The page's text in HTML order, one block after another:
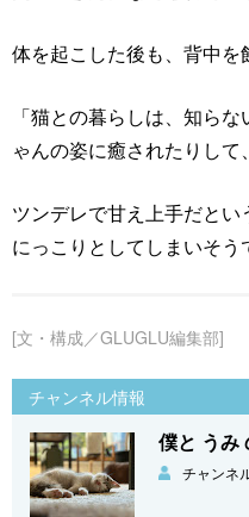
体を起こした後も、背中を
「猫との暮らしは、知ら
ゃんの姿に癒されたりして
ツンデレで甘え上手だと
にっこりとしてしまいそう
[文・構成／GLUGLU編集部]
チャンネル情報
僕と うみ
チャンネ